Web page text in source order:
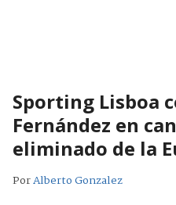
Sporting Lisboa
Fernández en
eliminado de la
PorAlberto Gonzalez